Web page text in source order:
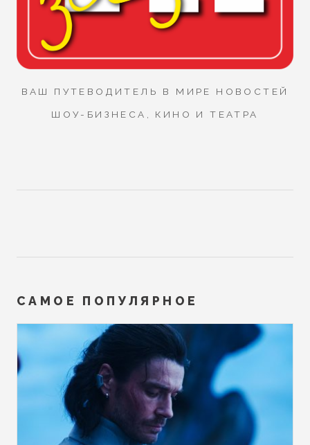
ВАШ ПУТЕВОДИТЕЛЬ В МИРЕ НОВОСТЕЙ
ШОУ-БИЗНЕСА, КИНО И ТЕАТРА
САМОЕ ПОПУЛЯРНОЕ